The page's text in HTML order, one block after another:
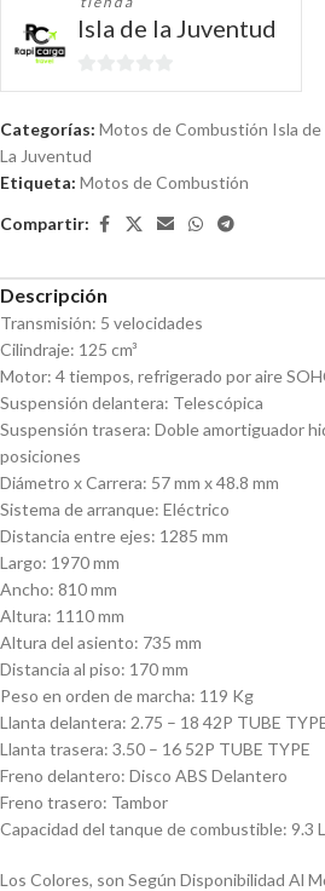
Isla de la Juventud
0
Categorías: Motos de Combustión Isla de
La Juventud
Etiqueta: Motos de Combustión
Compartir:
Descripción
Transmisión: 5 velocidades
Cilindraje: 125 cm³
Motor: 4 tiempos, refrigerado por aire
Suspensión delantera: Telescópica
Suspensión trasera: Doble amortiguador
posiciones
Diámetro x Carrera: 57 mm x 48.8 mm
Sistema de arranque: Eléctrico
Distancia entre ejes: 1285 mm
Largo: 1970 mm
Ancho: 810 mm
Altura: 1110 mm
Altura del asiento: 735 mm
Distancia al piso: 170 mm
Peso en orden de marcha: 119 Kg
Llanta delantera: 2.75 – 18 42P TUBE
Llanta trasera: 3.50 – 16 52P TUBE TYPE
Freno delantero: Disco ABS Delantero
Freno trasero: Tambor
Capacidad del tanque de combustible: 9.3
Los Colores, son Según Disponibilidad Al